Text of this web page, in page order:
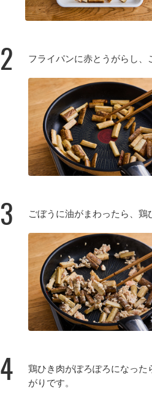
2 フライパンに赤とうがらし、
3 ごぼうに油がまわったら、鶏
4
鶏ひき肉がぽろぽろになっ
がりです。